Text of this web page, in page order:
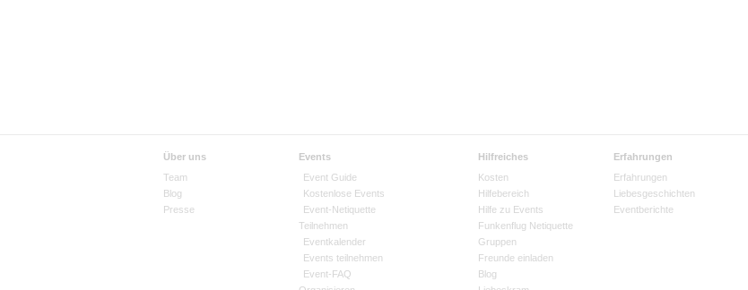
Über uns
Team
Blog
Presse
Events
Event Guide
Kostenlose Events
Event-Netiquette
Teilnehmen
Eventkalender
Events teilnehmen
Event-FAQ
Hilfreiches
Kosten
Hilfebereich
Hilfe zu Events
Funkenflug Netiquette
Gruppen
Freunde einladen
Blog
Erfahrungen
Erfahrungen
Liebesgeschichten
Eventberichte